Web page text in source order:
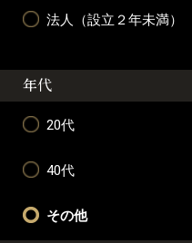
法人（設立２年未満）
年代
20代
40代
その他